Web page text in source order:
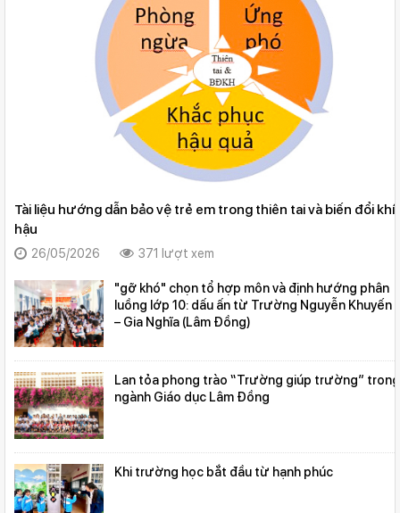
Tài liệu hướng dẫn bảo vệ trẻ em trong thiên tai và biến đổi khí
hậu
26/05/2026 371 lượt xem
"gỡ khó" chọn tổ hợp môn và định hướng phân
luồng lớp 10: dấu ấn từ Trường Nguyễn Khuyến
– Gia Nghĩa (Lâm Đồng)
Lan tỏa phong trào “Trường giúp trường” trong
ngành Giáo dục Lâm Đồng
Khi trường học bắt đầu từ hạnh phúc